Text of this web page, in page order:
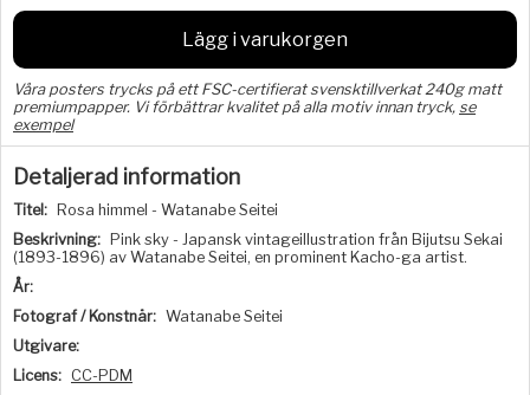
Lägg i varukorgen
Våra posters trycks på ett FSC-certifierat svensktillverkat 240g matt
premiumpapper. Vi förbättrar kvalitet på alla motiv innan tryck, se
exempel
Detaljerad information
Titel:
Rosa himmel - Watanabe Seitei
Beskrivning:
Pink sky - Japansk vintageillustration från Bijutsu Sekai
(1893-1896) av Watanabe Seitei, en prominent Kacho-ga artist.
År:
Fotograf / Konstnär: Watanabe Seitei
Utgivare:
Licens: CC-PDM